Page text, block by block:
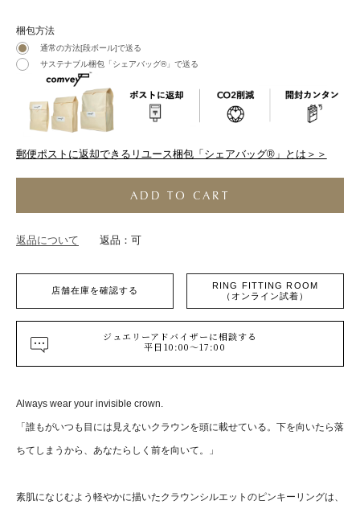
梱包方法
通常の方法[段ボール]で送る
サステナブル梱包「シェアバッグ®︎」で送る
郵便ポストに返却できるリユース梱包「シェアバッグ®︎」とは＞＞
ADD TO CART
返品について 返品：可
店舗在庫を確認する
RING FITTING ROOM
（オンライン試着）
ジュエリーアドバイザーに相談する
平日10:00～17:00
Always wear your invisible crown.
「誰もがいつも目には見えないクラウンを頭に載せている。下を向いたら落
ちてしまうから、あなたらしく前を向いて。」
素肌になじむよう軽やかに描いたクラウンシルエットのピンキーリングは、